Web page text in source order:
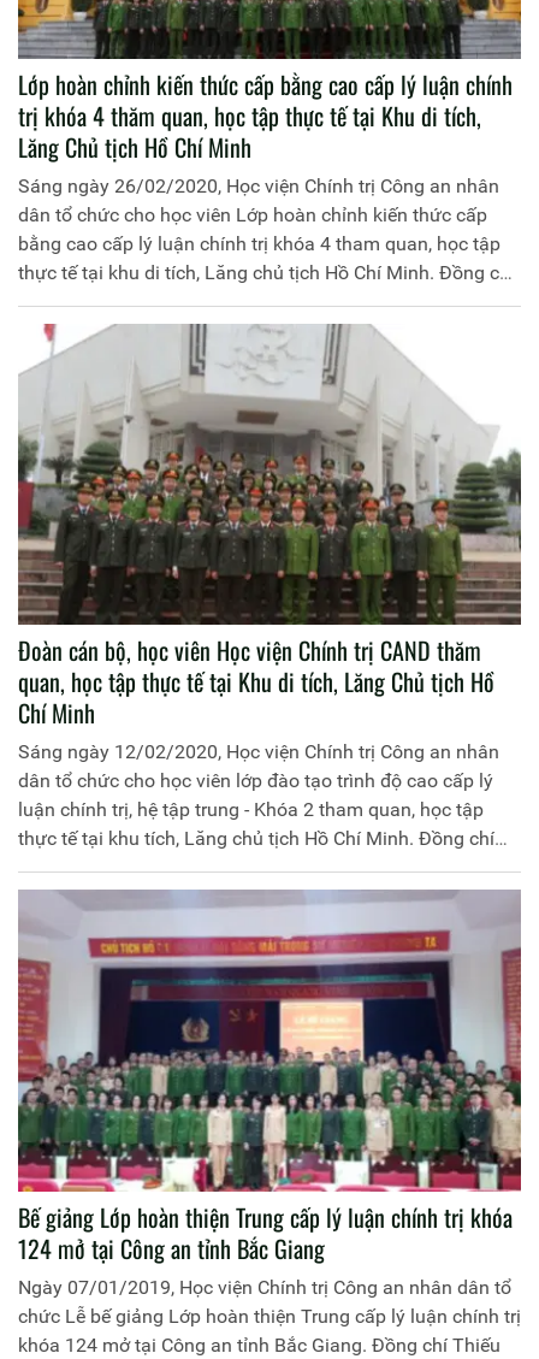
Lớp hoàn chỉnh kiến thức cấp bằng cao cấp lý luận chính
trị khóa 4 thăm quan, học tập thực tế tại Khu di tích,
Lăng Chủ tịch Hồ Chí Minh
Sáng ngày 26/02/2020, Học viện Chính trị Công an nhân
dân tổ chức cho học viên Lớp hoàn chỉnh kiến thức cấp
bằng cao cấp lý luận chính trị khóa 4 tham quan, học tập
thực tế tại khu di tích, Lăng chủ tịch Hồ Chí Minh. Đồng chí
Thiếu tướng, PGS.TS Phan Xuân Tuy, Phó Giám đốc Học
viện Chính trị CAND làm trưởng đoàn.
Đoàn cán bộ, học viên Học viện Chính trị CAND thăm
quan, học tập thực tế tại Khu di tích, Lăng Chủ tịch Hồ
Chí Minh
Sáng ngày 12/02/2020, Học viện Chính trị Công an nhân
dân tổ chức cho học viên lớp đào tạo trình độ cao cấp lý
luận chính trị, hệ tập trung - Khóa 2 tham quan, học tập
thực tế tại khu tích, Lăng chủ tịch Hồ Chí Minh. Đồng chí
Thiếu tướng, PGS.TS Phan Xuân Tuy, Phó Giám đốc Học
viện Chính trị CAND làm trưởng đoàn.
Bế giảng Lớp hoàn thiện Trung cấp lý luận chính trị khóa
124 mở tại Công an tỉnh Bắc Giang
Ngày 07/01/2019, Học viện Chính trị Công an nhân dân tổ
chức Lễ bế giảng Lớp hoàn thiện Trung cấp lý luận chính trị
khóa 124 mở tại Công an tỉnh Bắc Giang. Đồng chí Thiếu